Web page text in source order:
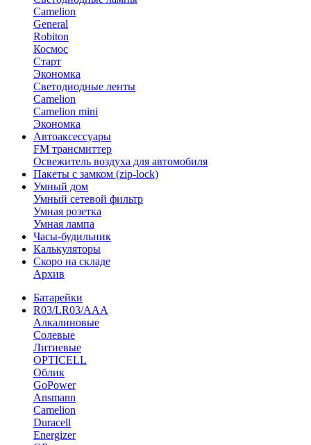
Camelion
General
Robiton
Космос
Старт
Экономка
Светодиодные ленты
Camelion
Camelion mini
Экономка
Автоаксессуары
FM трансмиттер
Освежитель воздуха для автомобиля
Пакеты с замком (zip-lock)
Умный дом
Умный сетевой фильтр
Умная розетка
Умная лампа
Часы-будильник
Калькуляторы
Скоро на складе
Архив
Батарейки
R03/LR03/AAA
Алкалиновые
Солевые
Литиевые
OPTICELL
Облик
GoPower
Ansmann
Camelion
Duracell
Energizer